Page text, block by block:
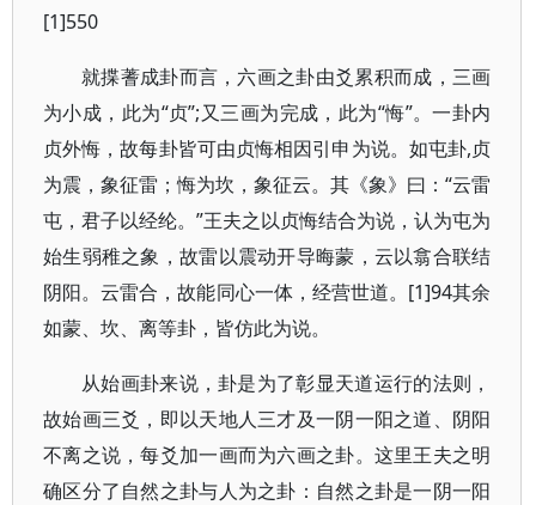
[1]550
就揲蓍成卦而言，六画之卦由爻累积而成，三画
为小成，此为“贞”;又三画为完成，此为“悔”。一卦内
贞外悔，故每卦皆可由贞悔相因引申为说。如屯卦,贞
为震，象征雷；悔为坎，象征云。其《象》曰：“云雷
屯，君子以经纶。”王夫之以贞悔结合为说，认为屯为
始生弱稚之象，故雷以震动开导晦蒙，云以翕合联结
阴阳。云雷合，故能同心一体，经营世道。[1]94其余
如蒙、坎、离等卦，皆仿此为说。
从始画卦来说，卦是为了彰显天道运行的法则，
故始画三爻，即以天地人三才及一阴一阳之道、阴阳
不离之说，每爻加一画而为六画之卦。这里王夫之明
确区分了自然之卦与人为之卦：自然之卦是一阴一阳